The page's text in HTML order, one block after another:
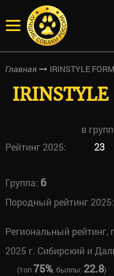
Главная IRINSTYLE
в
Рейтинг 2025:
23
Группа: 6
Породный рейтинг 2025:
Региональный рейтинг,
2025 г. Сибирский и
(топ75%, быллы: 22.8)